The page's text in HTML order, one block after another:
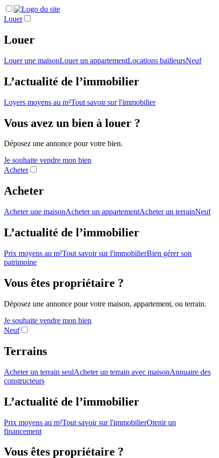
Louer
Louer
Louer une maisonLouer un appartementLocations bailleursNeuf
L’actualité de l’immobilier
Loyers moyens au m²Tout savoir sur l'immobilier
Vous avez un bien à louer ?
Déposez une annonce pour votre bien.
Je souhaite vendre mon bien
Acheter
Acheter
Acheter une maisonAcheter un appartementAcheter un terrainNeuf
L’actualité de l’immobilier
Prix moyens au m²Tout savoir sur l'immobilierBien gérer son
patrimoine
Vous êtes propriétaire ?
Déposez une annonce pour votre maison, appartement, ou terrain.
Je souhaite vendre mon bien
Neuf
Terrains
Acheter un terrain seulAcheter un terrain avec maisonAnnuaire des
constructeurs
L’actualité de l’immobilier
Prix moyens au m²Tout savoir sur l'immobilierOtenir un
financement
Vous êtes propriétaire ?